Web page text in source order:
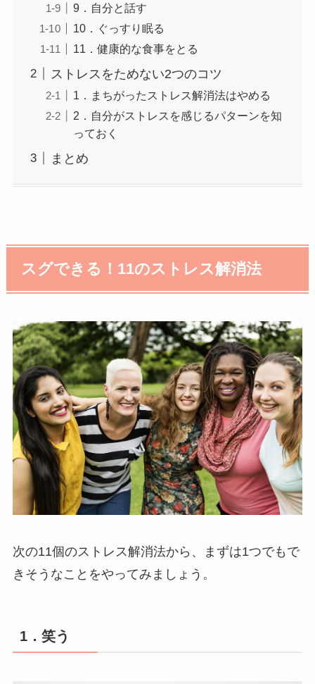
9．自分と話す
10．ぐっすり眠る
11．健康的な食事をとる
ストレスをためない2つのコツ
1．まちがったストレス解消法はやめる
2．自分がストレスを感じるパターンを知
っておく
まとめ
スグできる！11のストレス解消法
次の11個のストレス解消法から、まずは1つでもで
きそうなことをやってみましょう。
1．笑う